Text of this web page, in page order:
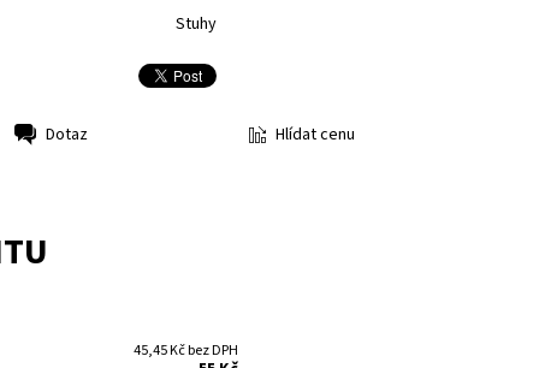
Stuhy
Dotaz Hlídat cenu
45,45 Kč bez DPH